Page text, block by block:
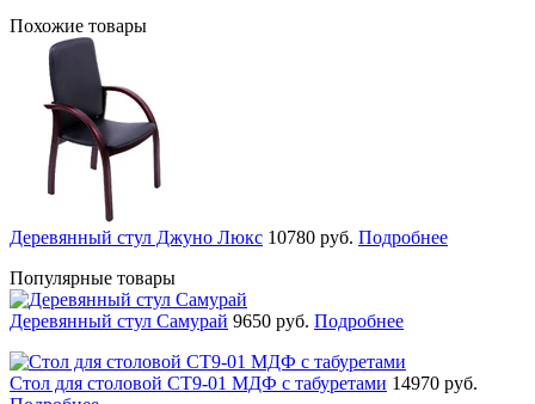
Похожие товары
Деревянный стул Джуно Люкс 10780 руб. Подробнее
Популярные товары
Деревянный стул Самурай 9650 руб. Подробнее
Стол для столовой СТ9-01 МДФ с табуретами 14970 руб.